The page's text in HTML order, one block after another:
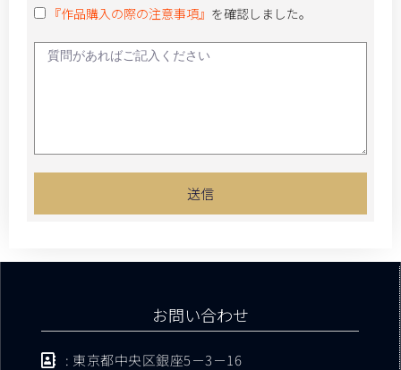
『作品購入の際の注意事項』 を確認しました。
送信
お問い合わせ
: 東京都中央区銀座5－3－16